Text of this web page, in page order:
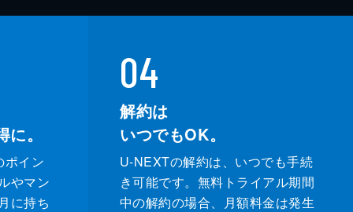
。
ポイン
やマン
に持ち
04
解約は
いつでもOK。
U-NEXTの解約は、いつでも手続
き可能です。無料トライアル期間
中の解約の場合、月額料金は発生